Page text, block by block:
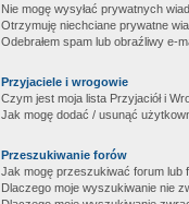
Nie mogę wysyłać prywatnych
Otrzymuję niechciane prywatne
Odebrałem spam lub obraźliwy e-
Przyjaciele i wrogowie
Czym jest moja lista Przyjaciół i
Jak mogę dodać / usunąć
Przeszukiwanie forów
Jak mogę przeszukiwać forum lub
Dlaczego moje wyszukiwanie nie